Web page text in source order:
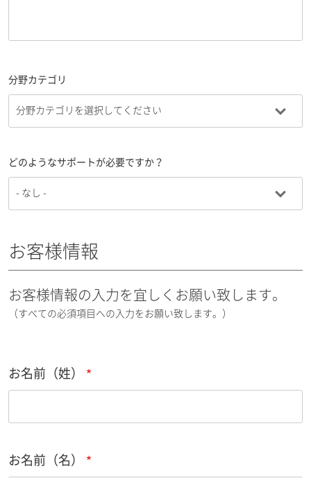
分野カテゴリ
どのようなサポートが必要ですか？
お客様情報
お客様情報の入力を宜しくお願い致します。
（すべての必須項目への入力をお願い致します。）
お名前（姓）
お名前（名）